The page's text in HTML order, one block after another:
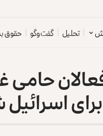
تحلیل گفت‌وگو حقوق
فعالان